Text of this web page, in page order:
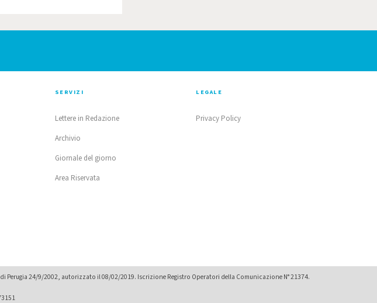
SERVIZI
Lettere in Redazione
Archivio
Giornale del giorno
Area Riservata
LEGALE
Privacy Policy
24/9/2002, autorizzato il 08/02/2019. Iscrizione Registro Operatori della Comunicazione N° 21374.